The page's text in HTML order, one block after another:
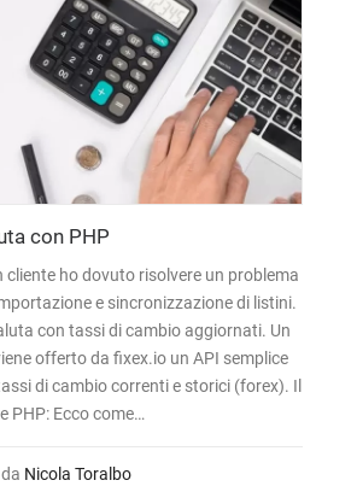
con PHP
cliente ho dovuto risolvere un problema
e sincronizzazione di listini.
con tassi di cambio aggiornati. Un
offerto da fixex.io un API semplice
di cambio correnti e storici (forex). Il
PHP: Ecco come…
da Nicola Toralbo